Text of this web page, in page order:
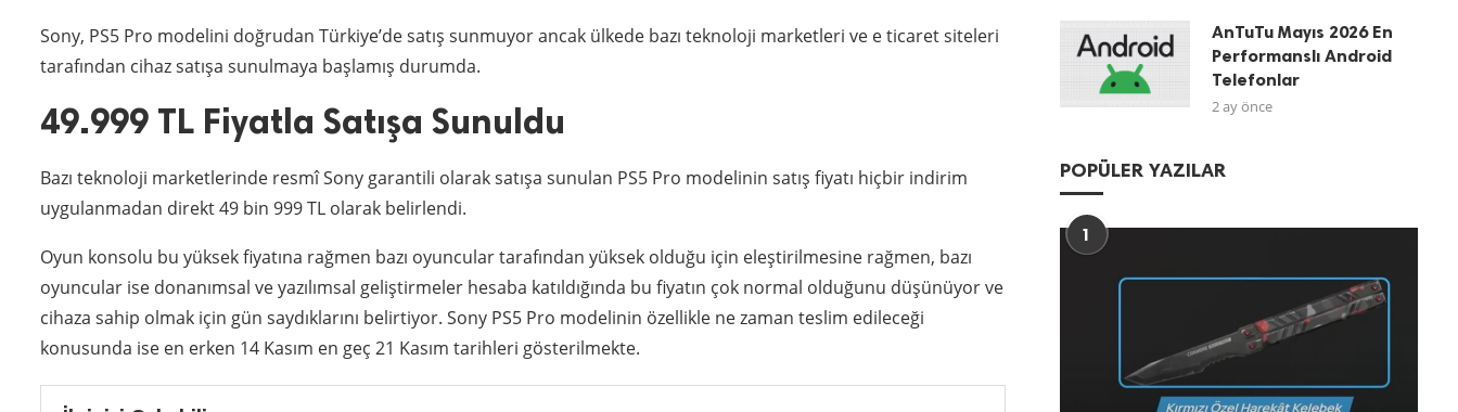
Sony, PS5 Pro modelini doğrudan Türkiye’de satış sunmuyor ancak ülkede bazı teknoloji marketleri ve e ticaret siteleri
tarafından cihaz satışa sunulmaya başlamış durumda.
49.999 TL Fiyatla Satışa Sunuldu
Bazı teknoloji marketlerinde resmî Sony garantili olarak satışa sunulan PS5 Pro modelinin satış fiyatı hiçbir indirim
uygulanmadan direkt 49 bin 999 TL olarak belirlendi.
Oyun konsolu bu yüksek fiyatına rağmen bazı oyuncular tarafından yüksek olduğu için eleştirilmesine rağmen, bazı
oyuncular ise donanımsal ve yazılımsal geliştirmeler hesaba katıldığında bu fiyatın çok normal olduğunu düşünüyor ve
cihaza sahip olmak için gün saydıklarını belirtiyor. Sony PS5 Pro modelinin özellikle ne zaman teslim edileceği
konusunda ise en erken 14 Kasım en geç 21 Kasım tarihleri gösterilmekte.
AnTuTu Mayıs 2026 En
Performanslı Android
Telefonlar
2 ay önce
POPÜLER YAZILAR
1